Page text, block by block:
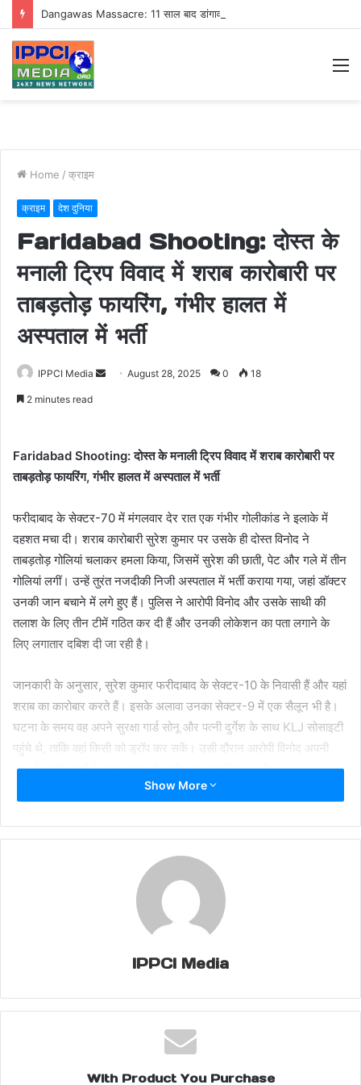
Home / क्राइम
क्राइम देश दुनिया
Faridabad Shooting: दोस्त के
मनाली ट्रिप विवाद में शराब कारोबारी पर
ताबड़तोड़ फायरिंग, गंभीर हालत में
अस्पताल में भर्ती
IPPCI Media
SendAugust 28, 2025 0 18
2 minutes read
Faridabad Shooting: दोस्त के मनाली ट्रिप विवाद में शराब कारोबारी पर
ताबड़तोड़ फायरिंग, गंभीर हालत में अस्पताल में भर्ती
फरीदाबाद के सेक्टर-70 में मंगलवार देर रात एक गंभीर गोलीकांड ने इलाके में
दहशत मचा दी। शराब कारोबारी सुरेश कुमार पर उसके ही दोस्त विनोद ने
ताबड़तोड़ गोलियां चलाकर हमला किया, जिसमें सुरेश की छाती, पेट और गले में तीन
गोलियां लगीं। उन्हें तुरंत नजदीकी निजी अस्पताल में भर्ती कराया गया, जहां डॉक्टर
उनकी जान बचाने में लगे हुए हैं। पुलिस ने आरोपी विनोद और उसके साथी की
तलाश के लिए तीन टीमें गठित कर दी हैं और उनकी लोकेशन का पता लगाने के
लिए लगातार दबिश दी जा रही है।
जानकारी के अनुसार, सुरेश कुमार फरीदाबाद के सेक्टर-10 के निवासी हैं और यहां
शराब का कारोबार करते हैं। इसके अलावा उनका सेक्टर-9 में एक सैलून भी है।
घटना के समय वह अपने सुरक्षा गार्ड सोनू और पत्नी दुर्गेश के साथ KLJ सोसाइटी
पहुंचे थे, ताकि वहां किसी को ड्रॉप कर सकें। उसी दौरान आरोपी विनोद अपनी
कार में अपने साथी के साथ आया और सुरेश पर फायरिंग कर दी।
सुरेश ने मनाली यात्रा में अपने गार्ड और पत्नी के साथ सैलून की मैनेजर मेघा को
भी शामिल किया था। मेघा की शादी एक साल पहले फरीदाबाद के जुनहेड़ा निवासी
विनोद से हुई थी, लेकिन पिछले कुछ महीनों से दोनों के रिश्ते में तनाव था। पुलिस
को शक है कि यही मनाली ट्रिप विवाद का मुख्य कारण बना और विनोद ने इस
घटना के दौरान सोसाइटी के गनमैन ने आरोपी विनोद को पकड़ने की कोशिश की,
को जान से मारने की धमकी दी। पड़ोसियों और सोसाइटी के लोगों ने तुरंत पुलिस
फरीदाबाद पुलिस के एसीपी क्राइम वरुण दहिया ने बताया कि आरोपी विनोद की
Show More
IPPCI Media
With Product You Purchase